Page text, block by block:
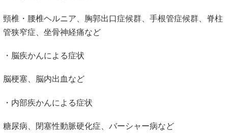
頸椎・腰椎ヘルニア、胸郭出口症候群、手根管症候群、脊柱
管狭窄症、坐骨神経痛など
・脳疾かんによる症状
脳梗塞、脳内出血など
・内部疾かんによる症状
糖尿病、閉塞性動脈硬化症、バーシャー病など